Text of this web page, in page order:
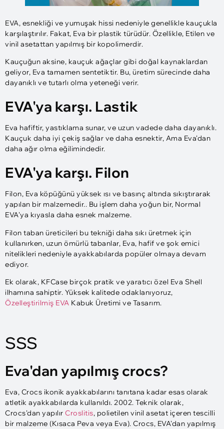
EVA, esnekliği ve yumuşak hissi nedeniyle genellikle kauçukla
karşılaştırılır. Fakat, Eva bir plastik türüdür. Özellikle, Etilen ve
vinil asetattan yapılmış bir kopolimerdir.
Kauçuğun aksine, kauçuk ağaçlar gibi doğal kaynaklardan
geliyor, Eva tamamen sentetiktir. Bu, üretim sürecinde daha
dayanıklı ve tutarlı olma yeteneği verir.
EVA'ya karşı. Lastik
Eva hafiftir, yastıklama sunar, ve uzun vadede daha dayanıklı.
Kauçuk daha iyi çekiş sağlar ve daha esnektir, Ama Eva'dan
daha ağır olma eğilimindedir.
EVA'ya karşı. Filon
Filon, Eva köpüğünü yüksek ısı ve basınç altında sıkıştırarak
yapılan bir malzemedir.. Bu işlem daha yoğun bir, Normal
EVA'ya kıyasla daha esnek malzeme.
Filon taban üreticileri bu tekniği daha sıkı üretmek için
kullanırken, uzun ömürlü tabanlar, Eva, hafif ve şok emici
nitelikleri nedeniyle ayakkabılarda popüler olmaya devam
ediyor.
Ek olarak, KFCase birçok pratik ve yaratıcı özel Eva Shell
ilhamına sahiptir. Yüksek kalitede odaklanıyoruz,
Özelleştirilmiş EVA Kabuk Üretimi ve Tasarım.
SSS
Eva'dan yapılmış crocs?
Eva, Crocs ikonik ayakkabılarını tanıtana kadar esas olarak
atletik ayakkabılarda kullanıldı. 2002. Teknik olarak,
Crocs'dan yapılır Croslitis, polietilen vinil asetat içeren tescilli
bir malzeme (Kısaca Peva veya Eva). Crocs, EVA'dan yapılmış